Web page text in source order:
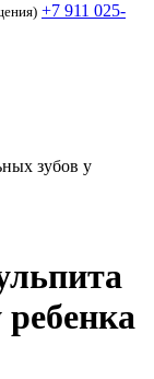
+7 911 025-
зубов у